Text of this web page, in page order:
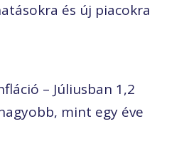
és új piacokra
– Júliusban 1,2
mint egy éve